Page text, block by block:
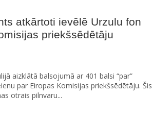
atkārtoti ievēlē Urzulu fon
priekšsēdētāju
aizklātā balsojumā ar 401 balsi “par”
par Eiropas Komisijas priekšsēdētāju. Šis
otrais pilnvaru...